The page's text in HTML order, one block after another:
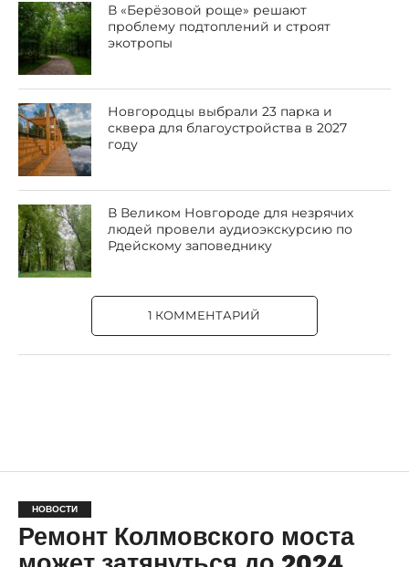
В «Берёзовой роще» решают
проблему подтоплений и строят
экотропы
Новгородцы выбрали 23 парка и
сквера для благоустройства в 2027
году
В Великом Новгороде для незрячих
людей провели аудиоэкскурсию по
Рдейскому заповеднику
1 КОММЕНТАРИЙ
НОВОСТИ
Ремонт Колмовского моста